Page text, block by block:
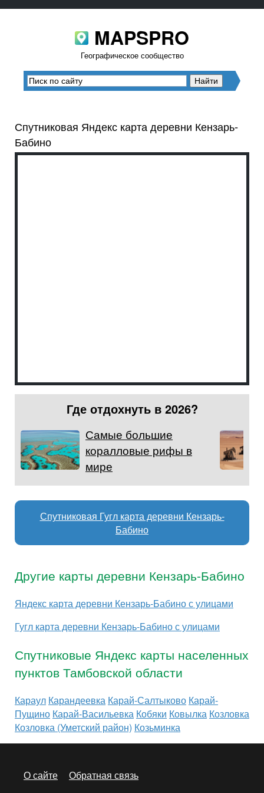
MAPSPRO
Географическое сообщество
Спутниковая Яндекс карта деревни Кензарь-
Бабино
Где отдохнуть в 2026?
Самые большие
коралловые рифы в
мире
Спутниковая Гугл карта деревни Кензарь-
Бабино
Другие карты деревни Кензарь-Бабино
Яндекс карта деревни Кензарь-Бабино с улицами
Гугл карта деревни Кензарь-Бабино с улицами
Спутниковые Яндекс карты населенных
пунктов Тамбовской области
Караул Карандеевка Карай-Салтыково Карай-
Пущино Карай-Васильевка Кобяки Ковылка Козловка
Козловка (Уметский район) Козьминка
О сайте
Обратная связь